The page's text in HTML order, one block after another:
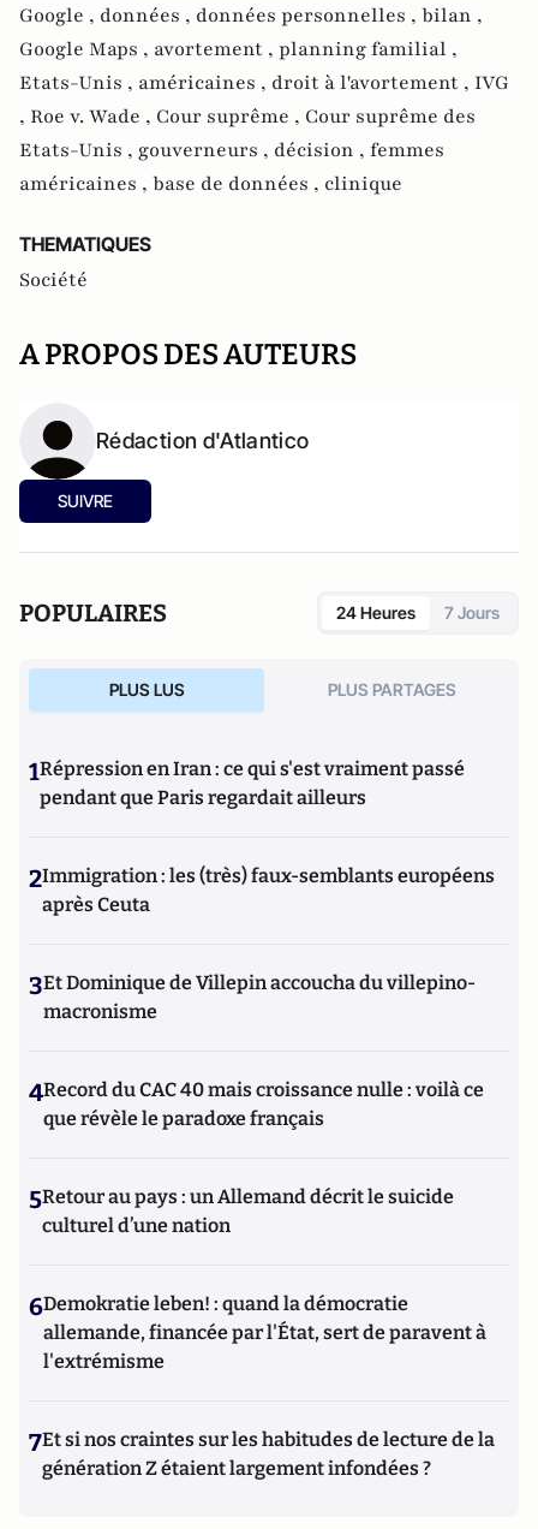
Google , données , données personnelles , bilan ,
Google Maps , avortement , planning familial ,
Etats-Unis , américaines , droit à l'avortement , IVG
, Roe v. Wade , Cour suprême , Cour suprême des
Etats-Unis , gouverneurs , décision , femmes
américaines , base de données , clinique
THEMATIQUES
Société
A PROPOS DES AUTEURS
Rédaction d'Atlantico
SUIVRE
POPULAIRES 24 Heures 7 Jours
PLUS LUS PLUS PARTAGES
1Répression en Iran : ce qui s'est vraiment passé
pendant que Paris regardait ailleurs
2Immigration : les (très) faux-semblants européens
après Ceuta
3Et Dominique de Villepin accoucha du villepino-
macronisme
4Record du CAC 40 mais croissance nulle : voilà ce
que révèle le paradoxe français
5Retour au pays : un Allemand décrit le suicide
culturel d’une nation
6Demokratie leben! : quand la démocratie
allemande, financée par l'État, sert de paravent à
l'extrémisme
7Et si nos craintes sur les habitudes de lecture de la
génération Z étaient largement infondées ?